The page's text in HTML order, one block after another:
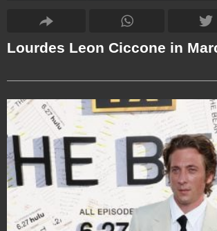
Lourdes Leon Ciccone in